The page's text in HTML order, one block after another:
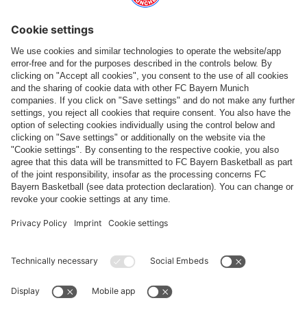
Paiement et livraison
FC Bayern Store App
RÉTRACTATION